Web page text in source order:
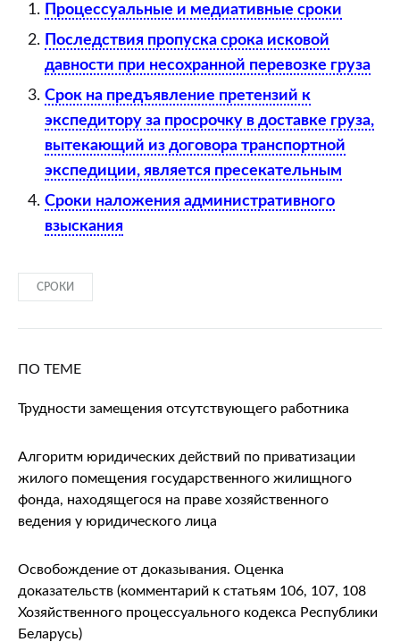
Процессуальные и медиативные сроки
Последствия пропуска срока исковой
давности при несохранной перевозке груза
Срок на предъявление претензий к
экспедитору за просрочку в доставке груза,
вытекающий из договора транспортной
экспедиции, является пресекательным
Сроки наложения административного
взыскания
СРОКИ
ПО ТЕМЕ
Трудности замещения отсутствующего работника
Алгоритм юридических действий по приватизации
жилого помещения государственного жилищного
фонда, находящегося на праве хозяйственного
ведения у юридического лица
Освобождение от доказывания. Оценка
доказательств (комментарий к статьям 106, 107, 108
Хозяйственного процессуального кодекса Республики
Беларусь)